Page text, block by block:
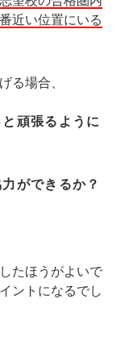
近い位置にいる
る場合、
頑張るように
ができるか？
たほうがよいで
ントになるでし